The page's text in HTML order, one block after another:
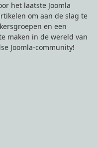
het laatste Joomla
om aan de slag te
en een
maken in de wereld van
Joomla-community!